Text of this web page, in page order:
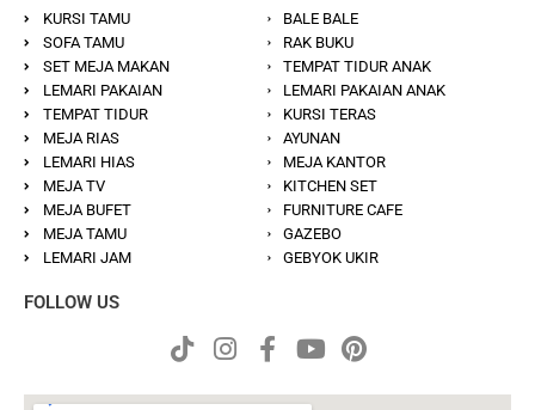
KURSI TAMU
SOFA TAMU
SET MEJA MAKAN
LEMARI PAKAIAN
TEMPAT TIDUR
MEJA RIAS
LEMARI HIAS
MEJA TV
MEJA BUFET
MEJA TAMU
LEMARI JAM
BALE BALE
RAK BUKU
TEMPAT TIDUR ANAK
LEMARI PAKAIAN ANAK
KURSI TERAS
AYUNAN
MEJA KANTOR
KITCHEN SET
FURNITURE CAFE
GAZEBO
GEBYOK UKIR
FOLLOW US